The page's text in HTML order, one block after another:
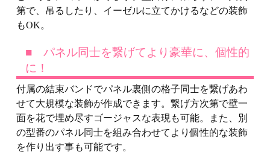
第で、吊るしたり、イーゼルに立てかけるなどの装飾
もOK。
■ パネル同士を繋げてより豪華に、個性的
に！
付属の結束バンドでパネル裏側の格子同士を繋げあわ
せて大規模な装飾が作成できます。繋げ方次第で壁一
面を花で埋め尽すゴージャスな表現も可能。また、別
の型番のパネル同士を組み合わせてより個性的な装飾
を作り出す事も可能です。